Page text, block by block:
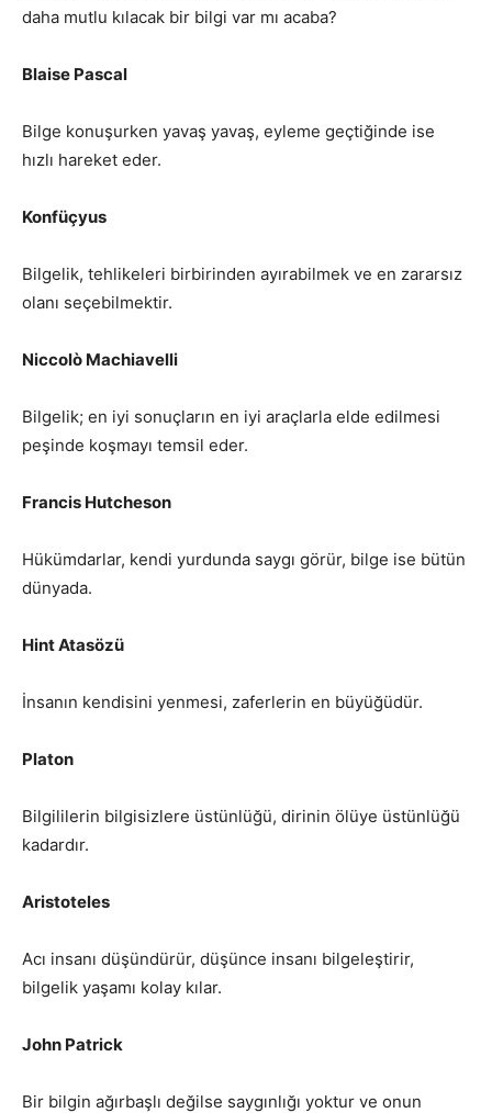
daha mutlu kılacak bir bilgi var mı acaba?
Blaise Pascal
Bilge konuşurken yavaş yavaş, eyleme geçtiğinde ise
hızlı hareket eder.
Konfüçyus
Bilgelik, tehlikeleri birbirinden ayırabilmek ve en zararsız
olanı seçebilmektir.
Niccolò Machiavelli
Bilgelik; en iyi sonuçların en iyi araçlarla elde edilmesi
peşinde koşmayı temsil eder.
Francis Hutcheson
Hükümdarlar, kendi yurdunda saygı görür, bilge ise bütün
dünyada.
Hint Atasözü
İnsanın kendisini yenmesi, zaferlerin en büyüğüdür.
Platon
Bilgililerin bilgisizlere üstünlüğü, dirinin ölüye üstünlüğü
kadardır.
Aristoteles
Acı insanı düşündürür, düşünce insanı bilgeleştirir,
bilgelik yaşamı kolay kılar.
John Patrick
Bir bilgin ağırbaşlı değilse saygınlığı yoktur ve onun